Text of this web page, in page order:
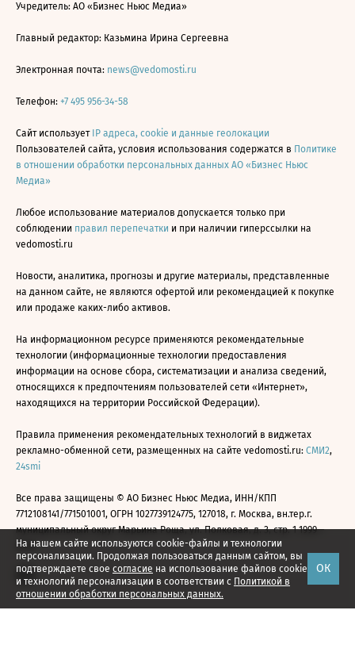
На нашем сайте используются cookie-файлы и технологии
персонализации. Продолжая пользоваться данным сайтом, вы
подтверждаете свое согласие на использование файлов cookie
и технологий персонализации в соответствии с Политикой в
отношении обработки персональных данных.
ОК
Учредитель: АО «Бизнес Ньюс Медиа»
Главный редактор: Казьмина Ирина Сергеевна
Электронная почта: news@vedomosti.ru
Телефон: +7 495 956-34-58
Сайт использует IP адреса, cookie и данные геолокации
Пользователей сайта, условия использования содержатся в Политике
в отношении обработки персональных данных АО «Бизнес Ньюс
Медиа»
Любое использование материалов допускается только при
соблюдении правил перепечатки и при наличии гиперссылки на
vedomosti.ru
Новости, аналитика, прогнозы и другие материалы, представленные
на данном сайте, не являются офертой или рекомендацией к покупке
или продаже каких-либо активов.
На информационном ресурсе применяются рекомендательные
технологии (информационные технологии предоставления
информации на основе сбора, систематизации и анализа сведений,
относящихся к предпочтениям пользователей сети «Интернет»,
находящихся на территории Российской Федерации).
Правила применения рекомендательных технологий в виджетах
рекламно-обменной сети, размещенных на сайте vedomosti.ru: СМИ2,
24smi
Все права защищены © АО Бизнес Ньюс Медиа, ИНН/КПП
7712108141/771501001, ОГРН 1027739124775, 127018, г. Москва, вн.тер.г.
муниципальный округ Марьина Роща, ул. Полковая, д. 3, стр. 1 1999—
2026